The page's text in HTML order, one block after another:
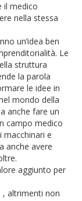
il medico
nella stessa
un’idea ben
Le
struttura
la parola
le idee in
mondo della
anche fare un
campo medico
macchinari e
anche avere
aggiunto per
, altrimenti non